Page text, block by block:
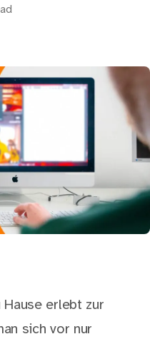
erlebt zur
sich vor nur